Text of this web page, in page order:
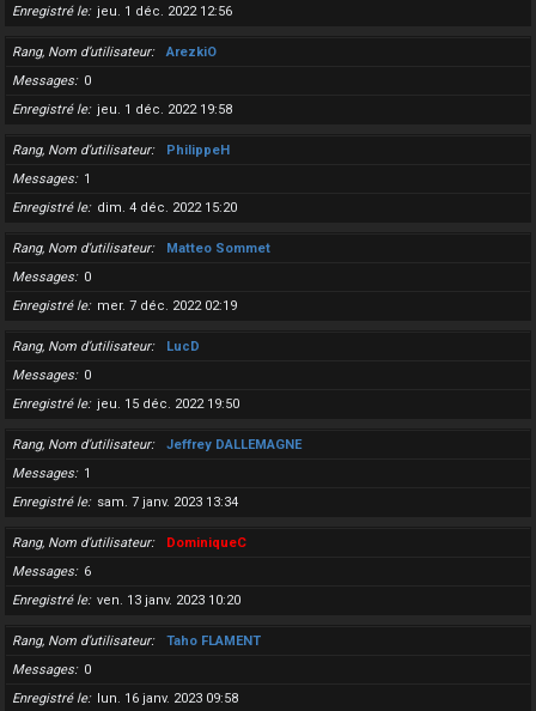
Enregistré le
jeu. 1 déc. 2022 12:56
Rang, Nom d’utilisateur
ArezkiO
Messages
0
Enregistré le
jeu. 1 déc. 2022 19:58
Rang, Nom d’utilisateur
PhilippeH
Messages
1
Enregistré le
dim. 4 déc. 2022 15:20
Rang, Nom d’utilisateur
Matteo Sommet
Messages
0
Enregistré le
mer. 7 déc. 2022 02:19
Rang, Nom d’utilisateur
LucD
Messages
0
Enregistré le
jeu. 15 déc. 2022 19:50
Rang, Nom d’utilisateur
Jeffrey DALLEMAGNE
Messages
1
Enregistré le
sam. 7 janv. 2023 13:34
Rang, Nom d’utilisateur
DominiqueC
Messages
6
Enregistré le
ven. 13 janv. 2023 10:20
Rang, Nom d’utilisateur
Taho FLAMENT
Messages
0
Enregistré le
lun. 16 janv. 2023 09:58